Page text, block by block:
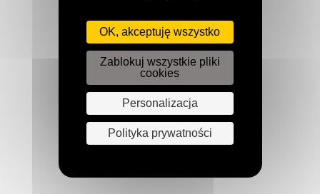
Zadzwoń do nas
122 100 122
Napisz do nas
OK, akceptuję wszystko
Zablokuj wszystkie pliki
cookies
Personalizacja
Polityka prywatności